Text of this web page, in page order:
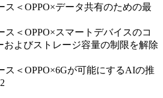
ス＜OPPO×データ共有のための最
ス＜OPPO×スマートデバイスのコ
およびストレージ容量の制限を解除
ス＜OPPO×6Gが可能にするAIの推